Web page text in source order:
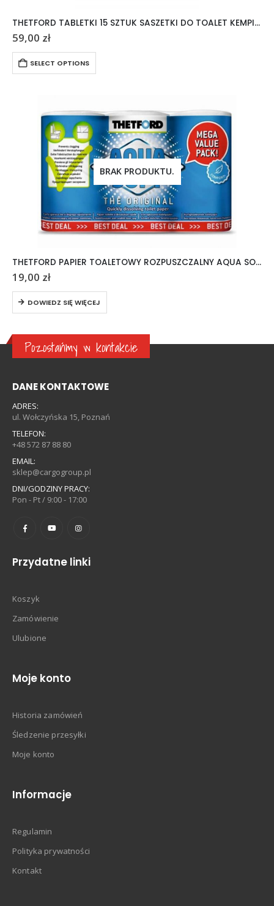
THETFORD TABLETKI 15 SZTUK SASZETKI DO TOALET KEMPINGOWYCH AQUA KEM
59,00 zł
SELECT OPTIONS
BRAK PRODUKTU.
THETFORD PAPIER TOALETOWY ROZPUSZCZALNY AQUA SOFT 6 ROLEK
19,00 zł
DOWIEDZ SIĘ WIĘCEJ
Pozostańmy w kontakcie
DANE KONTAKTOWE
ADRES:
ul. Wołczyńska 15, Poznań
TELEFON:
+48 572 87 88 80
EMAIL:
sklep@cargogroup.pl
DNI/GODZINY PRACY:
Pon - Pt / 9:00 - 17:00
Przydatne linki
Koszyk
Zamówienie
Ulubione
Moje konto
Historia zamówień
Śledzenie przesyłki
Moje konto
Informacje
Regulamin
Polityka prywatności
Kontakt